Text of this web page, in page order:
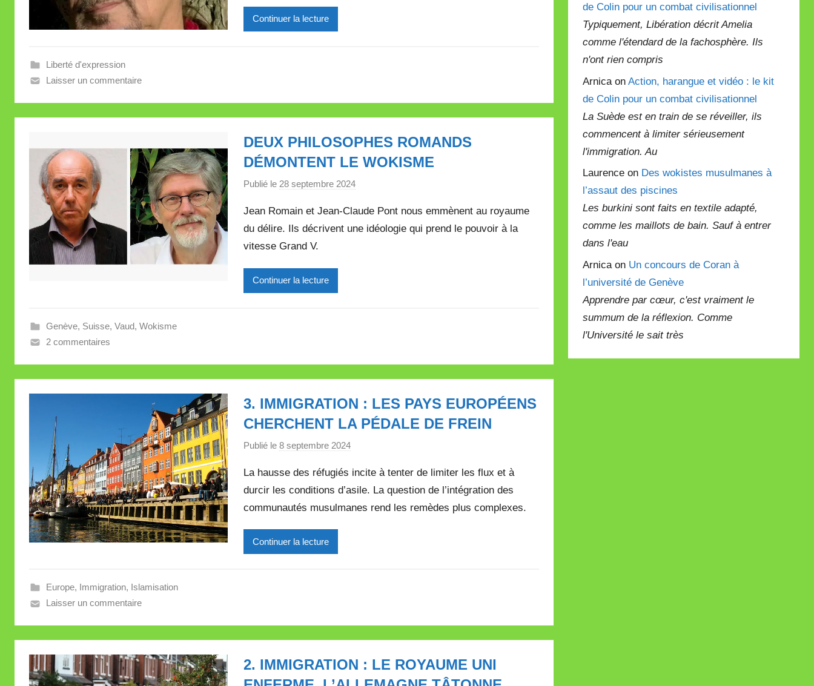
l
t
t
e
Continuer la lecture
Liberté d'expression
Laisser un commentaire
DEUX PHILOSOPHES ROMANDS
DÉMONTENT LE WOKISME
Publié le 28 septembre 2024p
r
M
l
Jean Romain et Jean-Claude Pont nous emmènent au royaume
du délire. Ils décrivent une idéologie qui prend le pouvoir à la
vitesse Grand V.
Continuer la lecture
Genève, Suisse, Vaud, Wokisme
2 commentaires
3. IMMIGRATION : LES PAYS EUROPÉENS
CHERCHENT LA PÉDALE DE FREIN
Publié le 8 septembre 2024p
r
M
i
l
La hausse des réfugiés incite à tenter de limiter les flux et à
durcir les conditions d’asile. La question de l’intégration des
communautés musulmanes rend les remèdes plus complexes.
Continuer la lecture
Europe, Immigration, Islamisation
Laisser un commentaire
2. IMMIGRATION : LE ROYAUME UNI
de Colin pour un combat civilisationnel
Typiquement, Libération décrit Amelia
comme l'étendard de la fachosphère. Ils
n'ont rien compris
Arnica onAction, harangue et vidéo : le kit
de Colin pour un combat civilisationnel
La Suède est en train de se réveiller, ils
commencent à limiter sérieusement
l'immigration. Au
Laurence on Des wokistes musulmanes à
l’assaut des piscines
Les burkini sont faits en textile adapté,
comme les maillots de bain. Sauf à entrer
dans l'eau
Arnica on Un concours de Coran à
l’université de Genève
Apprendre par cœur, c'est vraiment le
summum de la réflexion. Comme
l'Université le sait très